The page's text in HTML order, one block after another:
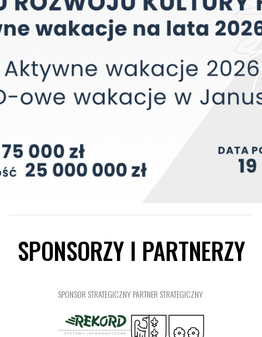
SPONSORZY I PARTNERZY
SPONSOR STRATEGICZNYPARTNER STRATEGICZNY